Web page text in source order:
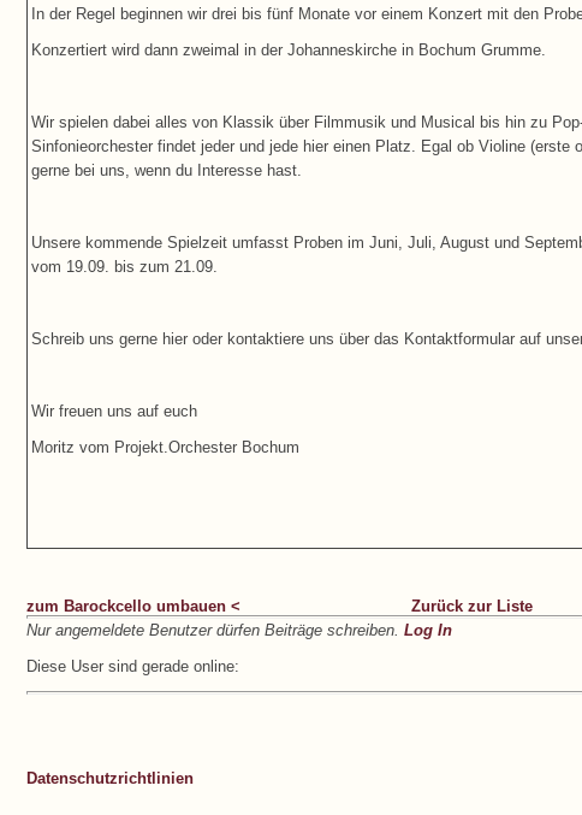
In der Regel beginnen wir drei bis fünf Monate vor einem Konzert mit den
Konzertiert wird dann zweimal in der Johanneskirche in Bochum Grumme.
Wir spielen dabei alles von Klassik über Filmmusik und Musical bis hin zu
Sinfonieorchester findet jeder und jede hier einen Platz. Egal ob Violine (erste
gerne bei uns, wenn du Interesse hast.
Unsere kommende Spielzeit umfasst Proben im Juni, Juli, August und
vom 19.09. bis zum 21.09.
Schreib uns gerne hier oder kontaktiere uns über das Kontaktformular auf
Wir freuen uns auf euch
Moritz vom Projekt.Orchester Bochum
zum Barockcello umbauen < Zurück zur Liste
Nur angemeldete Benutzer dürfen Beiträge schreiben. Log In
Diese User sind gerade online:
Datenschutzrichtlinien